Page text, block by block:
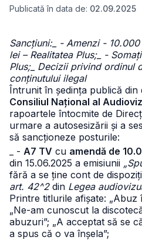
Publicată în data de: 02.09.2025
Sancțiuni:_ - Amenzi -
lei – Realitatea Plus;_ -
Plus;_ Decizii privind ordinul
conținutului ilegal
Întrunit în ședința publică din
Consiliul Național al
rapoartele întocmite de
urmare a autosesizării și a
să sancționeze posturile:
_ - A7 TV cu amendă de
din 15.06.2025 a emisiunii
fără a se ține cont de
art. 42^2din Legea
Printre titlurile afișate:
„Ne-am cunoscut la
abuzuri”; „A acceptat să se
a spus că o va înșela”;